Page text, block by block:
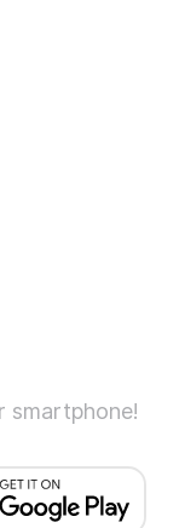
smartphone!